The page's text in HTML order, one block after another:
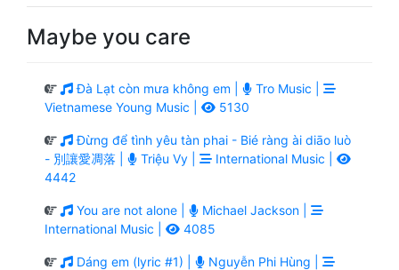
Maybe you care
Đà Lạt còn mưa không em |
Tro Music |
Vietnamese Young Music |
5130
Đừng để tình yêu tàn phai - Bié ràng ài diāo luò
- 別讓愛凋落 |
Triệu Vy |
International Music |
4442
You are not alone |
Michael Jackson |
International Music |
4085
Dáng em (lyric #1) |
Nguyễn Phi Hùng |